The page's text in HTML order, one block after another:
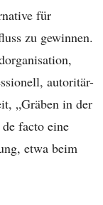
für
zu gewinnen.
autoritär-
„Gräben in der
facto eine
etwa beim